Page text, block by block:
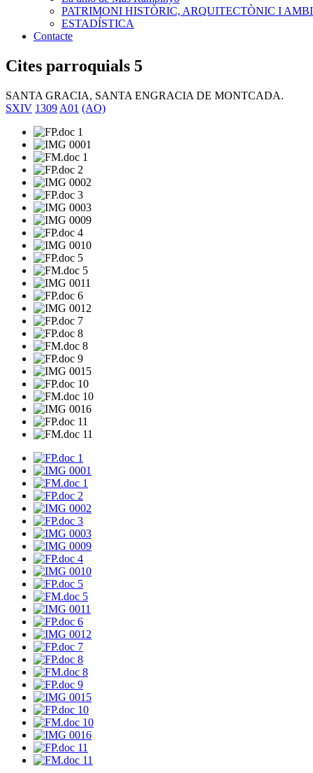
PATRIMONI HISTÒRIC, ARQUITECTÒNIC I
ESTADÍSTICA
Contacte
Cites parroquials 5
SANTA GRACIA, SANTA ENGRACIA DE MONTCADA.
SXIV 1309 A01 (AO)